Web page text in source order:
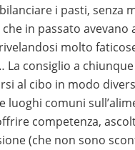
i pasti, senza
in passato avevano
molto
consiglio a
al cibo in modo
luoghi comuni
competenza,
(che non sono